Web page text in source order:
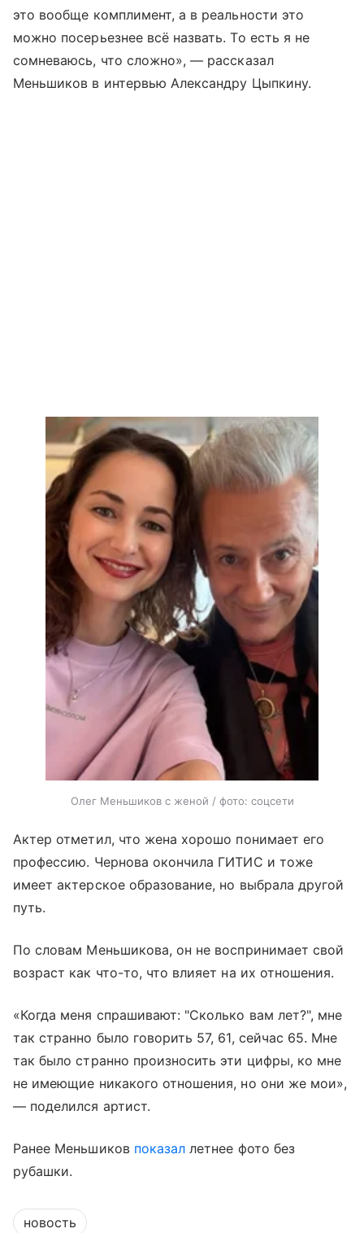
это вообще комплимент, а в реальности это
можно посерьезнее всё назвать. То есть я не
сомневаюсь, что сложно», — рассказал
Меньшиков в интервью Александру Цыпкину.
Олег Меньшиков с женой / фото: соцсети
Актер отметил, что жена хорошо понимает его
профессию. Чернова окончила ГИТИС и тоже
имеет актерское образование, но выбрала другой
путь.
По словам Меньшикова, он не воспринимает свой
возраст как что-то, что влияет на их отношения.
«Когда меня спрашивают: "Сколько вам лет?", мне
так странно было говорить 57, 61, сейчас 65. Мне
так было странно произносить эти цифры, ко мне
не имеющие никакого отношения, но они же мои»,
— поделился артист.
Ранее Меньшиков показал летнее фото без
рубашки.
новость